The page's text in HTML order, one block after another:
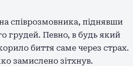
співрозмовника, піднявши
грудей. Певно, в будь який
биття саме через страх.
замислено зітхнув.